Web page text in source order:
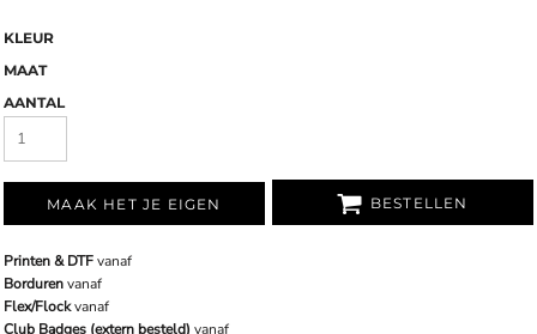
KLEUR
MAAT
AANTAL
MAAK HET JE EIGEN BESTELLEN
Printen & DTFvanaf
Bordurenvanaf
Flex/Flockvanaf
Club Badges (extern besteld) vanaf